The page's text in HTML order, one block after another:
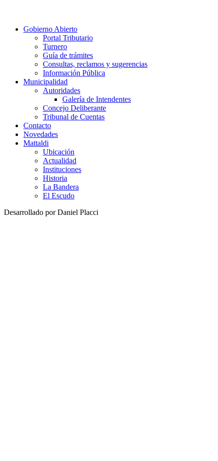
Gobierno Abierto
Portal Tributario
Turnero
Guía de trámites
Consultas, reclamos y sugerencias
Información Pública
Municipalidad
Autoridades
Galería de Intendentes
Concejo Deliberante
Tribunal de Cuentas
Contacto
Novedades
Mattaldi
Ubicación
Actualidad
Instituciones
Historia
La Bandera
El Escudo
Desarrollado por Daniel Placci